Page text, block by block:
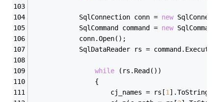
            SqlConnection conn =
new
            SqlCommand command =
new
            conn.Open();
SqlDataReader rs =
while (rs.Read())
                {
                    cj_names = rs[
1